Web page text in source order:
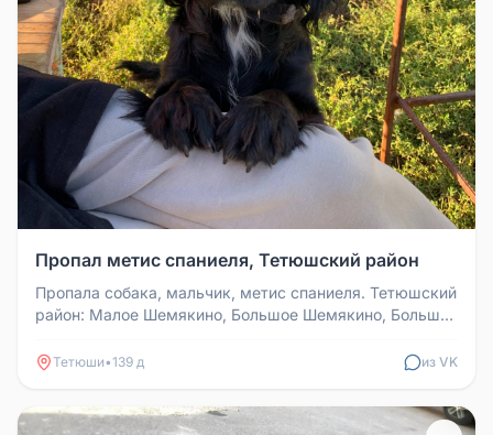
Пропал метис спаниеля, Тетюшский район
Пропала собака, мальчик, метис спаниеля. Тетюшский
район: Малое Шемякино, Большое Шемякино, Большое
Тетюши•139 д из VK